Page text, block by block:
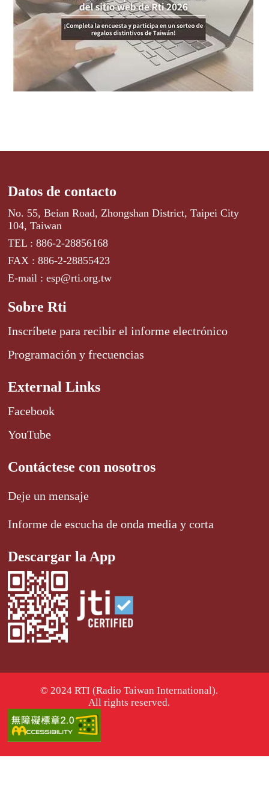
Datos de contacto
No. 55, Beian Road, Zhongshan District, Taipei City
104, Taiwan
TEL : 886-2-28856168
FAX : 886-2-28855423
E-mail : esp@rti.org.tw
Sobre Rti
Inscríbete para recibir el informe electrónico
Programación y frecuencias
External Links
Facebook
YouTube
Contáctese con nosotros
Deje un mensaje
Informe de escucha de onda media y corta
Descargar la App
© 2024 RTI (Radio Taiwan International).
All rights reserved.